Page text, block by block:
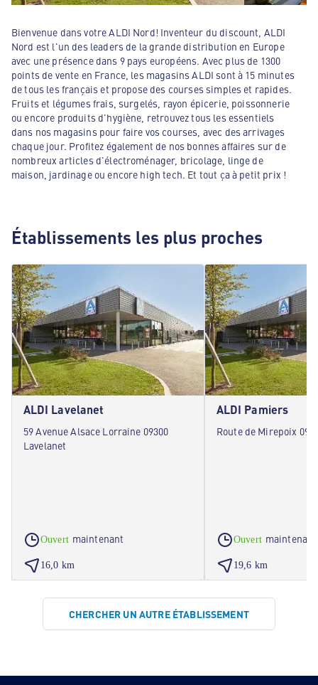
Bienvenue dans votre ALDI Nord! Inventeur du discount, ALDI
Nord est l'un des leaders de la grande distribution en Europe
avec une présence dans 9 pays européens. Avec plus de 1300
points de vente en France, les magasins ALDI sont à 15 minutes
de tous les français et propose des courses simples et rapides.
Fruits et légumes frais, surgelés, rayon épicerie, poissonnerie
ou encore produits d'hygiène, retrouvez tous les essentiels
dans nos magasins pour faire vos courses, avec des arrivages
chaque jour. Profitez également de nos bonnes affaires sur de
nombreux articles d'électroménager, bricolage, linge de
maison, jardinage ou encore high tech. Et tout ça à petit prix !
Établissements les plus proches
ALDI Lavelanet
59 Avenue Alsace Lorraine 09300
Lavelanet
Ouvert maintenant
16,0 km
ALDI Pamiers
Route de Mirepoix
Ouvert maintenant
19,6 km
CHERCHER UN AUTRE ÉTABLISSEMENT